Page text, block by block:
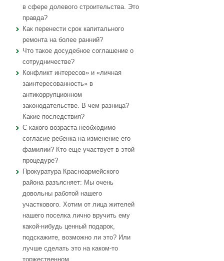
в сфере долевого строительства. Это
правда?
Как перенести срок капитального
ремонта на более ранний?
Что такое досудебное соглашение о
сотрудничестве?
Конфликт интересов» и «личная
заинтересованность» в
антикоррупционном
законодательстве. В чем разница?
Какие последствия?
С какого возраста необходимо
согласие ребенка на изменение его
фамилии? Кто еще участвует в этой
процедуре?
Прокуратура Красноармейского
района разъясняет: Мы очень
довольны работой нашего
участкового. Хотим от лица жителей
нашего поселка лично вручить ему
какой-нибудь ценный подарок,
подскажите, возможно ли это? Или
лучше сделать это на каком-то
торжественном